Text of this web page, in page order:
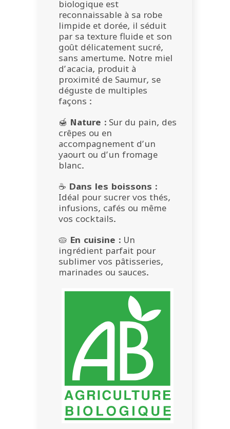
biologique est
reconnaissable à sa robe
limpide et dorée, il séduit
par sa texture fluide et son
goût délicatement sucré,
sans amertume. Notre miel
d’acacia, produit à
proximité de Saumur, se
déguste de multiples
façons :
🍯 Nature : Sur du pain, des
crêpes ou en
accompagnement d’un
yaourt ou d’un fromage
blanc.
☕ Dans les boissons :
Idéal pour sucrer vos thés,
infusions, cafés ou même
vos cocktails.
🥧 En cuisine : Un
ingrédient parfait pour
sublimer vos pâtisseries,
marinades ou sauces.